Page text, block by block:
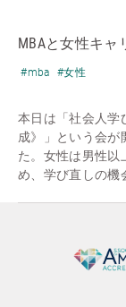
MBAと女性キャ
#mba #女性
本日は「社会人学
成》」という会が
た。女性は男性以
め、学び直しの機